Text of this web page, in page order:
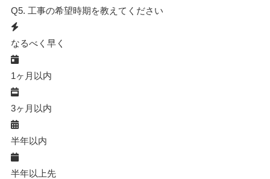
Q5. 工事の希望時期を教えてください
なるべく早く
1ヶ月以内
3ヶ月以内
半年以内
半年以上先